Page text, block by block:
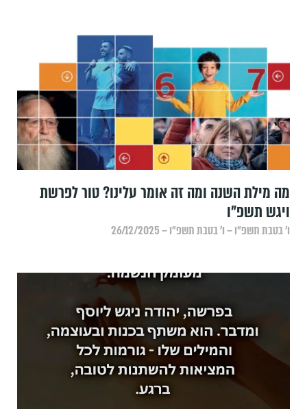
מה מילת השנה ומה זה אומר עלינו? טור לפרשת
ויגש תשפ״ו
ו׳ בטבת תשפ״ו – ו׳ בטבת תשפ״ו – 26/12/2025